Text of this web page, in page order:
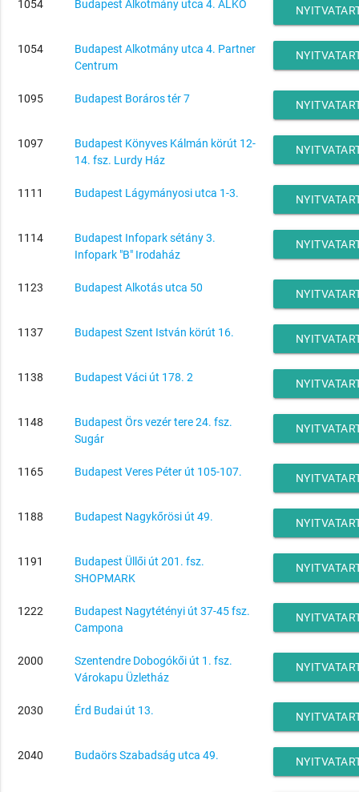
1054 Budapest Alkotmány utca 4. ALKO
1054
Budapest Alkotmány utca 4. Partner
Centrum
1095 Budapest Boráros tér 7
1097
Budapest Könyves Kálmán körút 12-
14. fsz. Lurdy Ház
1111 Budapest Lágymányosi utca 1-3.
1114
Budapest Infopark sétány 3.
Infopark "B" Irodaház
1123 Budapest Alkotás utca 50
1137 Budapest Szent István körút 16.
1138 Budapest Váci út 178. 2
1148
Budapest Örs vezér tere 24. fsz.
Sugár
1165 Budapest Veres Péter út 105-107.
1188 Budapest Nagykőrösi út 49.
1191
Budapest Üllői út 201. fsz.
SHOPMARK
1222
Budapest Nagytétényi út 37-45 fsz.
Campona
2000
Szentendre Dobogókői út 1. fsz.
Várokapu Üzletház
2030 Érd Budai út 13.
2040 Budaörs Szabadság utca 49.